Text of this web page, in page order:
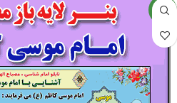
جدید